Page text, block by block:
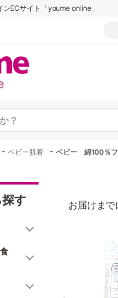
ECサイト「youme online」
-ベビー肌着 -ベビー 綿100％
す お届けまで